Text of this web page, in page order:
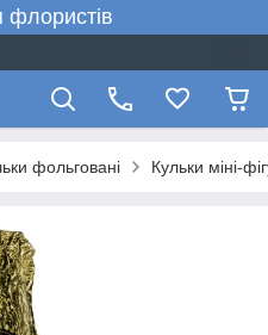
флористів
фольговані Кульки міні-